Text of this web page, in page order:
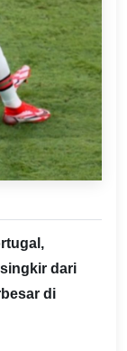
dari
di